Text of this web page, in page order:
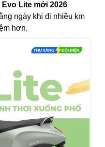
Evo Lite mới 2026
ngày khi đi nhiều km
hơn.